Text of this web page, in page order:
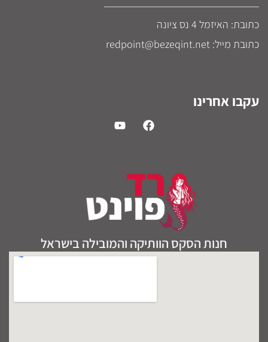
כתובת: האיזמל 4 נס ציונה
כתובת מייל: redpoint@bezeqint.net
עקבו אחרינו
חנות הסקס הוותיקה והמובילה בישראל